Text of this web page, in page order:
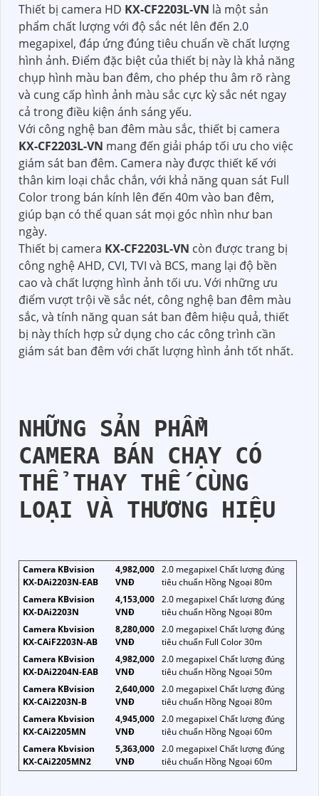
Thiết bị camera HD KX-CF2203L-VN là một sản
phẩm chất lượng với độ sắc nét lên đến 2.0
megapixel, đáp ứng đúng tiêu chuẩn về chất lượng
hình ảnh. Điểm đặc biệt của thiết bị này là khả năng
chụp hình màu ban đêm, cho phép thu âm rõ ràng
và cung cấp hình ảnh màu sắc cực kỳ sắc nét ngay
cả trong điều kiện ánh sáng yếu.
Với công nghệ ban đêm màu sắc, thiết bị camera
KX-CF2203L-VN mang đến giải pháp tối ưu cho việc
giám sát ban đêm. Camera này được thiết kế với
thân kim loại chắc chắn, với khả năng quan sát Full
Color trong bán kính lên đến 40m vào ban đêm,
giúp bạn có thể quan sát mọi góc nhìn như ban
ngày.
Thiết bị camera KX-CF2203L-VN còn được trang bị
công nghệ AHD, CVI, TVI và BCS, mang lại độ bền
cao và chất lượng hình ảnh tối ưu. Với những ưu
điểm vượt trội về sắc nét, công nghệ ban đêm màu
sắc, và tính năng quan sát ban đêm hiệu quả, thiết
bị này thích hợp sử dụng cho các công trình cần
giám sát ban đêm với chất lượng hình ảnh tốt nhất.
NHỮNG SẢN PHẨM
CAMERA BÁN CHẠY CÓ
THỂ THAY THẾ CÙNG
LOẠI VÀ THƯƠNG HIỆU
Camera KBvision
KX-DAi2203N-EAB
4,982,000
VNĐ
2.0 megapixel Chất lượng đúng
tiêu chuẩn Hồng Ngoại 80m
Camera KBvision
KX-DAi2203N
4,153,000
VNĐ
2.0 megapixel Chất lượng đúng
tiêu chuẩn Hồng Ngoại 80m
Camera Kbvision
KX-CAiF2203N-AB
8,280,000
VNĐ
2.0 megapixel Chất lượng đúng
tiêu chuẩn Full Color 30m
Camera KBvision
KX-DAi2204N-EAB
4,982,000
VNĐ
2.0 megapixel Chất lượng đúng
tiêu chuẩn Hồng Ngoại 50m
Camera KBvision
KX-CAi2203N-B
2,640,000
VNĐ
2.0 megapixel Chất lượng đúng
tiêu chuẩn Hồng Ngoại 80m
Camera Kbvision
KX-CAi2205MN
4,945,000
VNĐ
2.0 megapixel Chất lượng đúng
tiêu chuẩn Hồng Ngoại 60m
Camera Kbvision
KX-CAi2205MN2
5,363,000
VNĐ
2.0 megapixel Chất lượng đúng
tiêu chuẩn Hồng Ngoại 60m